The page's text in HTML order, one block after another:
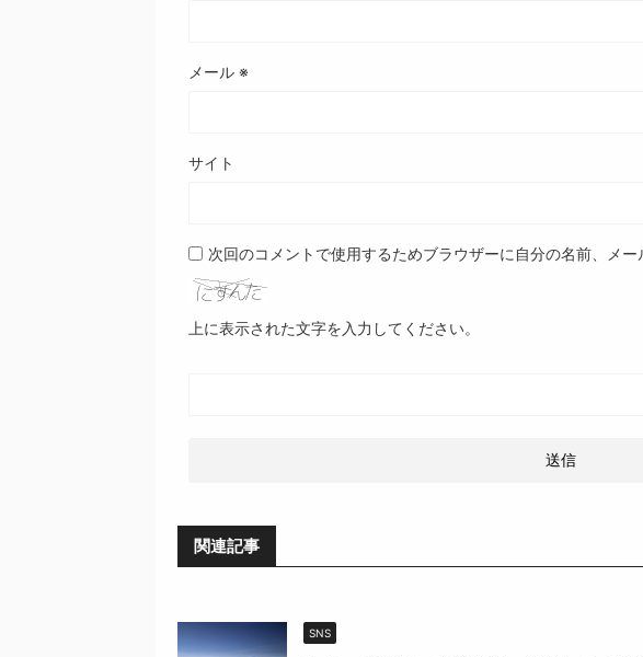
メール ※
サイト
次回のコメントで使用するためブラウザーに自分の名前、メー
上に表示された文字を入力してください。
関連記事
SNS